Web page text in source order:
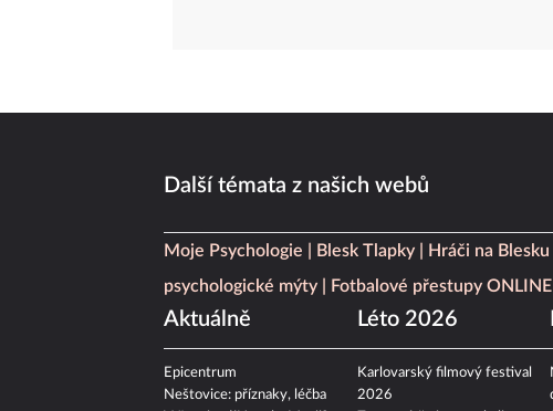
Další témata z našich webů
Moje Psychologie Blesk Tlapky Hráči na Blesku
psychologické mýty
Fotbalové přestupy ONLINE
Aktuálně
Epicentrum
Neštovice: příznaky, léčba
Léto 2026
Karlovarský filmový festival
2026